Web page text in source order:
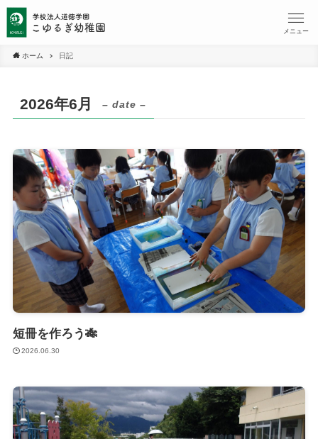
メニュー
ホーム 日記
2026年6月 – date –
短冊を作ろう🎋
2026.06.30